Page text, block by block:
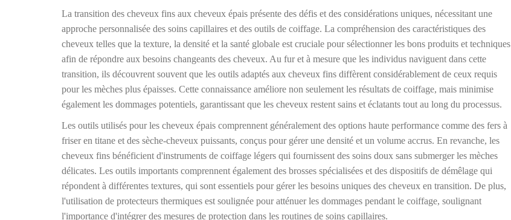
La transition des cheveux fins aux cheveux épais présente des défis et des considérations uniques, nécessitant une
approche personnalisée des soins capillaires et des outils de coiffage. La compréhension des caractéristiques des
cheveux telles que la texture, la densité et la santé globale est cruciale pour sélectionner les bons produits et techniques
afin de répondre aux besoins changeants des cheveux. Au fur et à mesure que les individus naviguent dans cette
transition, ils découvrent souvent que les outils adaptés aux cheveux fins diffèrent considérablement de ceux requis
pour les mèches plus épaisses. Cette connaissance améliore non seulement les résultats de coiffage, mais minimise
également les dommages potentiels, garantissant que les cheveux restent sains et éclatants tout au long du processus.
Les outils utilisés pour les cheveux épais comprennent généralement des options haute performance comme des fers à
friser en titane et des sèche-cheveux puissants, conçus pour gérer une densité et un volume accrus. En revanche, les
cheveux fins bénéficient d'instruments de coiffage légers qui fournissent des soins doux sans submerger les mèches
délicates. Les outils importants comprennent également des brosses spécialisées et des dispositifs de démêlage qui
répondent à différentes textures, qui sont essentiels pour gérer les besoins uniques des cheveux en transition. De plus,
l'utilisation de protecteurs thermiques est soulignée pour atténuer les dommages pendant le coiffage, soulignant
l'importance d'intégrer des mesures de protection dans les routines de soins capillaires.